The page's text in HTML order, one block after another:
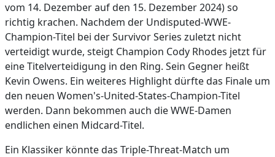
vom 14. Dezember auf den 15. Dezember 2024) so
richtig krachen. Nachdem der Undisputed-WWE-
Champion-Titel bei der Survivor Series zuletzt nicht
verteidigt wurde, steigt Champion Cody Rhodes jetzt für
eine Titelverteidigung in den Ring. Sein Gegner heißt
Kevin Owens. Ein weiteres Highlight dürfte das Finale um
den neuen Women's-United-States-Champion-Titel
werden. Dann bekommen auch die WWE-Damen
endlichen einen Midcard-Titel.
Ein Klassiker könnte das Triple-Threat-Match um